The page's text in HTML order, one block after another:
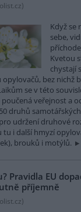
)
Když se
sebe,
Kvetou
chystají
bez nichž
se v této
veřejnost a
druhů
udržení druhové
tu i další hmyzí
brouků i motýlů.
Pravidla EU
příjemně
)